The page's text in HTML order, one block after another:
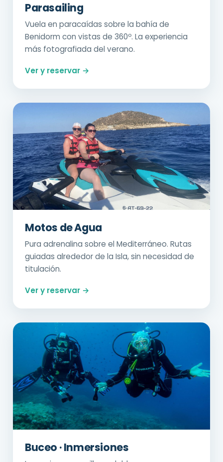
Parasailing
Vuela en paracaídas sobre la bahía de
Benidorm con vistas de 360º. La experiencia
más fotografiada del verano.
Ver y reservar →
Motos de Agua
Pura adrenalina sobre el Mediterráneo. Rutas
guiadas alrededor de la Isla, sin necesidad de
titulación.
Ver y reservar →
Buceo · Inmersiones